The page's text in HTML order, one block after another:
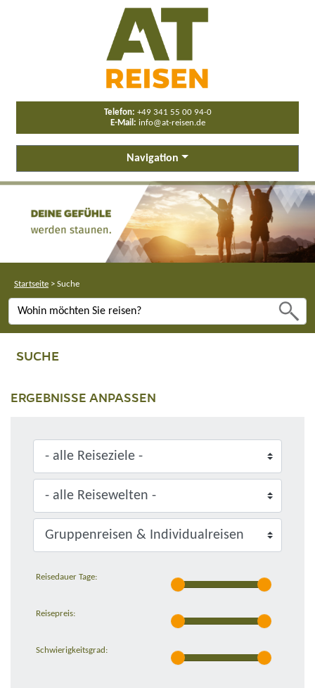
Telefon: +49 341 55 00 94-0
E-Mail: info@at-reisen.de
Navigation
Startseite > Suche
SUCHE
ERGEBNISSE ANPASSEN
Reisedauer Tage:
Reisepreis:
Schwierigkeitsgrad: